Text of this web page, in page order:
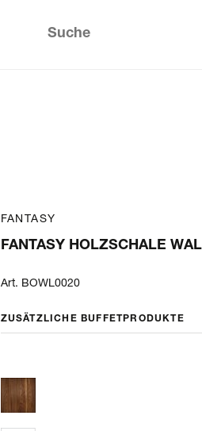
FANTASY
FANTASY HOLZSCHALE
Art. BOWL0020
ZUSÄTZLICHE BUFFETPRODUKTE